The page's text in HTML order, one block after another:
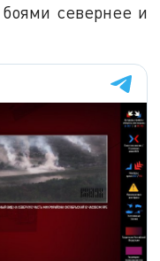
севернее и